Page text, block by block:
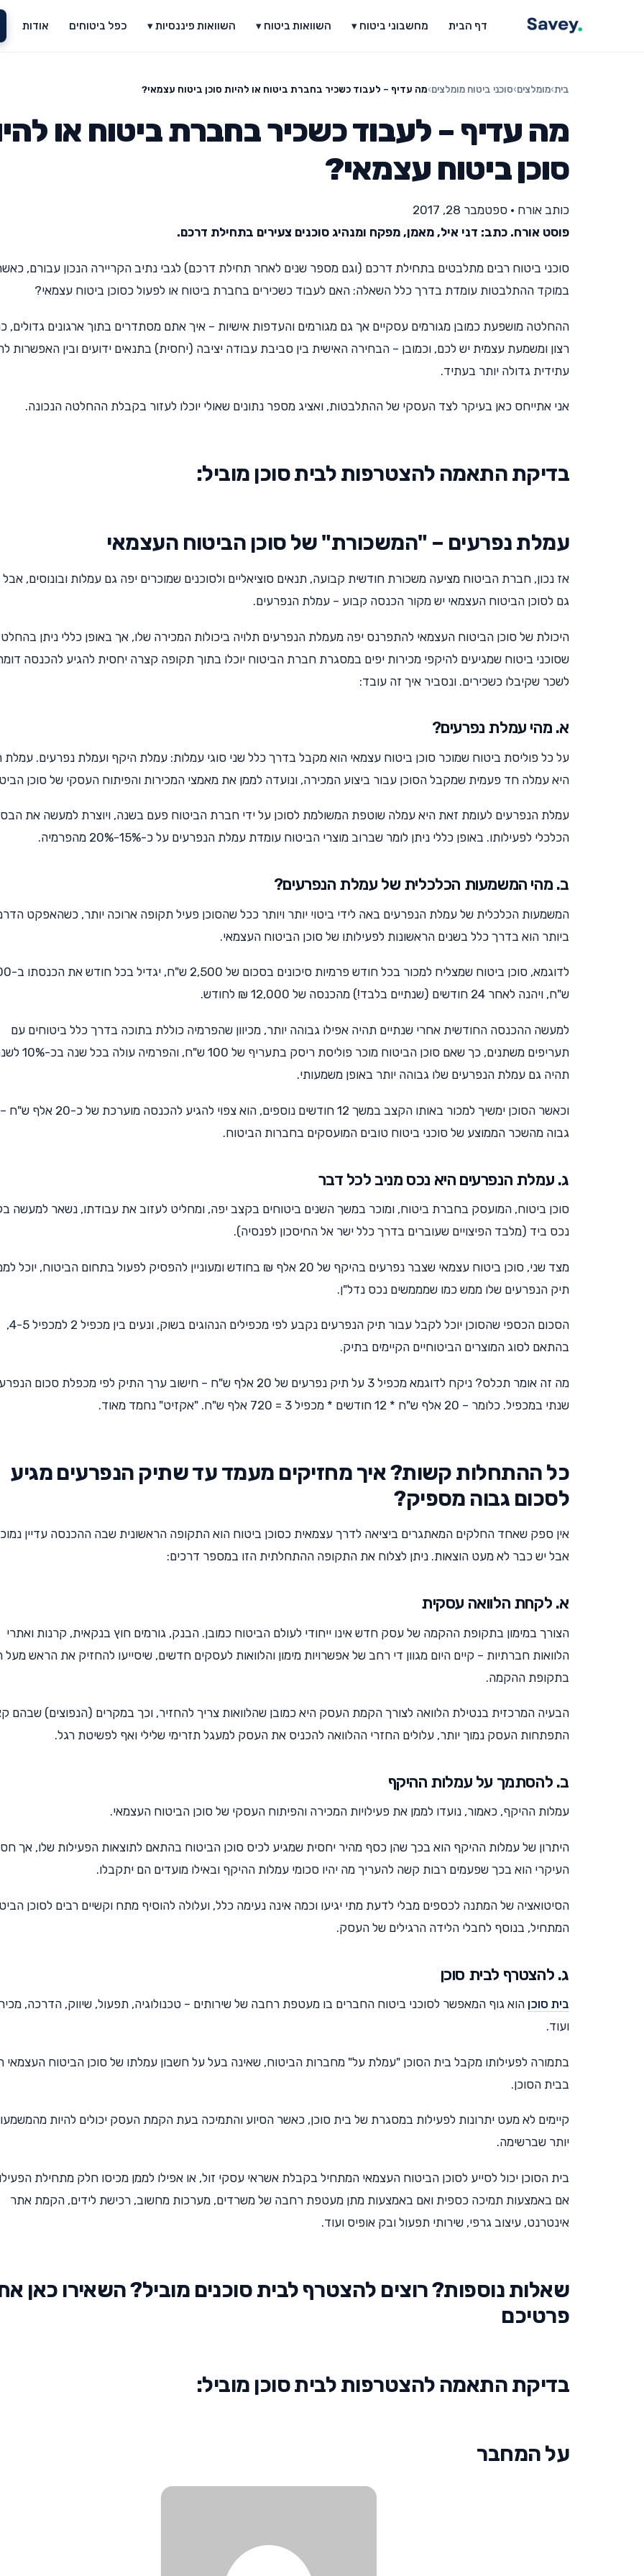
דף הבית מחשבוני ביטוח ▾ השוואות ביטוח ▾ השוואות פיננסיות ▾ כפל ביטוחים אודות
בית›מומלצים›סוכני ביטוח מומלצים›מה עדיף – לעבוד כשכיר בחברת ביטוח או להיות סוכן ביטוח עצמאי?
מה עדיף – לעבוד כשכיר בחברת ביטוח או
סוכן ביטוח עצמאי?
כותב אורח • ספטמבר 28, 2017
פוסט אורח. כתב: דני איל, מאמן, מפקח ומנהיג סוכנים צעירים בתחילת דרכם.
סוכני ביטוח רבים מתלבטים בתחילת דרכם (וגם מספר שנים לאחר תחילת דרכם) לגבי נתיב הקריירה הנכון עבורם,
במוקד ההתלבטות עומדת בדרך כלל השאלה: האם לעבוד כשכירים בחברת ביטוח או לפעול כסוכן ביטוח עצמאי?
ההחלטה מושפעת כמובן מגורמים עסקיים אך גם מגורמים והעדפות אישיות – איך אתם מסתדרים בתוך ארגונים גדולים,
רצון ומשמעת עצמית יש לכם, וכמובן – הבחירה האישית בין סביבת עבודה יציבה (יחסית) בתנאים ידועים ובין האפשרות
עתידית גדולה יותר בעתיד.
אני אתייחס כאן בעיקר לצד העסקי של ההתלבטות, ואציג מספר נתונים שאולי יוכלו לעזור בקבלת ההחלטה הנכונה.
בדיקת התאמה להצטרפות לבית סוכן מוביל:
עמלת נפרעים – "המשכורת" של סוכן הביטוח העצמאי
אז נכון, חברת הביטוח מציעה משכורת חודשית קבועה, תנאים סוציאליים ולסוכנים שמוכרים יפה גם עמלות ובונוסים,
גם לסוכן הביטוח העצמאי יש מקור הכנסה קבוע – עמלת הנפרעים.
היכולת של סוכן הביטוח העצמאי להתפרנס יפה מעמלת הנפרעים תלויה ביכולות המכירה שלו, אך באופן כללי ניתן
שסוכני ביטוח שמגיעים להיקפי מכירות יפים במסגרת חברת הביטוח יוכלו בתוך תקופה קצרה יחסית להגיע להכנסה
לשכר שקיבלו כשכירים. ונסביר איך זה עובד:
א. מהי עמלת נפרעים?
על כל פוליסת ביטוח שמוכר סוכן ביטוח עצמאי הוא מקבל בדרך כלל שני סוגי עמלות: עמלת היקף ועמלת נפרעים. עמלת
היא עמלה חד פעמית שמקבל הסוכן עבור ביצוע המכירה, ונועדה לממן את מאמצי המכירות והפיתוח העסקי של סוכן
עמלת הנפרעים לעומת זאת היא עמלה שוטפת המשולמת לסוכן על ידי חברת הביטוח פעם בשנה, ויוצרת למעשה את
הכלכלי לפעילותו. באופן כללי ניתן לומר שברוב מוצרי הביטוח עומדת עמלת הנפרעים על כ-15%-20% מהפרמיה.
ב. מהי המשמעות הכלכלית של עמלת הנפרעים?
המשמעות הכלכלית של עמלת הנפרעים באה לידי ביטוי יותר ויותר ככל שהסוכן פעיל תקופה ארוכה יותר, כשהאפקט
ביותר הוא בדרך כלל בשנים הראשונות לפעילותו של סוכן הביטוח העצמאי.
לדוגמא, סוכן ביטוח שמצליח למכור בכל חודש
ש"ח, ויהנה לאחר 24 חודשים (שנתיים בלבד!) מהכנסה של 12,000 ₪ לחודש.
למעשה ההכנסה החודשית אחרי שנתיים תהיה אפילו גבוהה יותר, מכיוון שהפרמיה כוללת בתוכה בדרך כלל ביטוחים עם
תעריפים משתנים, כך שאם סוכן הביטוח מוכר פוליסת ריסק בתעריף של
תהיה גם עמלת הנפרעים שלו גבוהה יותר באופן משמעותי.
וכאשר הסוכן ימשיך למכור באותו הקצב במשך 12 חודשים נוספים, הוא צפוי
גבוה מהשכר הממוצע של סוכני ביטוח טובים המועסקים בחברות הביטוח.
ג. עמלת הנפרעים היא נכס מניב לכל דבר
סוכן ביטוח, המועסק בחברת ביטוח, ומוכר במשך השנים ביטוחים בקצב יפה, ומחליט לעזוב את עבודתו, נשאר למעשה
נכס ביד (מלבד הפיצויים שעוברים בדרך כלל ישר אל החיסכון לפנסיה).
מצד שני, סוכן ביטוח עצמאי שצבר נפרעים בהיקף של 20 אלף ₪ בחודש ומעוניין להפסיק לפעול בתחום הביטוח,
תיק הנפרעים שלו ממש כמו שמממשים נכס נדל"ן.
הסכום הכספי שהסוכן יוכל לקבל עבור תיק הנפרעים נקבע לפי מכפילים הנהוגים בשוק, ונעים בין מכפיל 2 למכפיל 4-5,
בהתאם לסוג המוצרים הביטוחיים הקיימים בתיק.
מה זה אומר תכלס? ניקח לדוגמא מכפיל 3 על תיק נפרעים של 20 אלף ש"ח – חישוב ערך התיק לפי מכפלת סכום
שנתי במכפיל. כלומר – 20 אלף ש"ח * 12 חודשים * מכפיל 3 = 720 אלף ש"ח. "אקזיט" נחמד מאוד.
כל ההתחלות קשות? איך מחזיקים מעמד עד שתיק הנפרעים מגיע
לסכום גבוה מספיק?
אין ספק שאחד החלקים המאתגרים ביציאה לדרך עצמאית כסוכן ביטוח הוא התקופה הראשונית שבה ההכנסה עדיין
אבל יש כבר לא מעט הוצאות. ניתן לצלוח את התקופה ההתחלתית הזו במספר דרכים:
א. לקחת הלוואה עסקית
הצורך במימון בתקופת ההקמה של עסק חדש אינו ייחודי לעולם הביטוח כמובן. הבנק, גורמים חוץ בנקאית, קרנות ואתרי
הלוואות חברתיות – קיים היום מגוון די רחב של אפשרויות מימון והלוואות לעסקים חדשים, שיסייעו להחזיק את הראש מעל
בתקופת ההקמה.
הבעיה המרכזית בנטילת הלוואה לצורך הקמת העסק היא כמובן שהלוואות צריך להחזיר, וכך במקרים (הנפוצים) שבהם
התפתחות העסק נמוך יותר, עלולים החזרי ההלוואה להכניס את העסק למעגל תזרימי שלילי ואף לפשיטת רגל.
ב. להסתמך על עמלות ההיקף
עמלות ההיקף, כאמור, נועדו לממן את פעילויות המכירה והפיתוח העסקי של סוכן הביטוח העצמאי.
היתרון של עמלות ההיקף הוא בכך שהן כסף מהיר יחסית שמגיע לכיס סוכן הביטוח בהתאם לתוצאות הפעילות שלו, אך
העיקרי הוא בכך שפעמים רבות קשה להעריך מה יהיו סכומי עמלות ההיקף ובאילו מועדים הם יתקבלו.
הסיטואציה של המתנה לכספים מבלי לדעת מתי יגיעו וכמה אינה נעימה כלל, ועלולה להוסיף מתח וקשיים רבים לסוכן
המתחיל, בנוסף לחבלי הלידה הרגילים של העסק.
ג. להצטרף לבית סוכן
בית סוכן הוא גוף המאפשר לסוכני ביטוח החברים בו מעטפת רחבה של שירותים – טכנולוגיה, תפעול, שיווק, הדרכה,
ועוד.
בתמורה לפעילותו מקבל בית הסוכן "עמלת על" מחברות הביטוח, שאינה בעל על חשבון עמלתו של סוכן הביטוח העצמאי
בבית הסוכן.
קיימים לא מעט יתרונות לפעילות במסגרת של בית סוכן, כאשר הסיוע והתמיכה בעת הקמת העסק יכולים להיות
יותר שברשימה.
בית הסוכן יכול לסייע לסוכן הביטוח העצמאי המתחיל בקבלת אשראי עסקי זול, או אפילו לממן מכיסו חלק מתחילת
אם באמצעות תמיכה כספית ואם באמצעות מתן מעטפת רחבה של משרדים, מערכות מחשוב, רכישת לידים, הקמת אתר
אינטרנט, עיצוב גרפי, שירותי תפעול ובק אופיס ועוד.
שאלות נוספות? רוצים להצטרף לבית סוכנים מוביל? השאירו כאן
פרטיכם
בדיקת התאמה להצטרפות לבית סוכן מוביל:
על המחבר